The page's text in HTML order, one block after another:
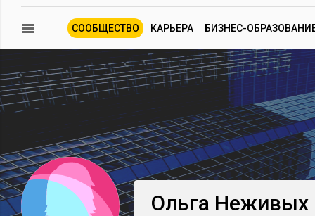
СООБЩЕСТВО КАРЬЕРА БИЗНЕС-
Ольга Неживых